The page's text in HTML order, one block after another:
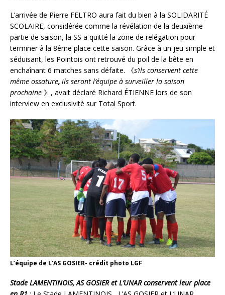
L’arrivée de Pierre FELTRO aura fait du bien à la SOLIDARITÉ
SCOLAIRE, considérée comme la révélation de la deuxième
partie de saison, la SS a quitté la zone de relégation pour
terminer à la 8éme place cette saison. Grâce à un jeu simple et
séduisant, les Pointois ont retrouvé du poil de la bête en
enchaînant 6 matches sans défaite. 《s’ils conservent cette
même ossature, ils seront l’équipe à surveiller la saison
prochaine 》, avait déclaré Richard ÉTIENNE lors de son
interview en exclusivité sur Total Sport.
L’équipe de L’AS GOSIER- crédit photo LGF
Stade LAMENTINOIS, AS GOSIER et L’UNAR conservent leur place